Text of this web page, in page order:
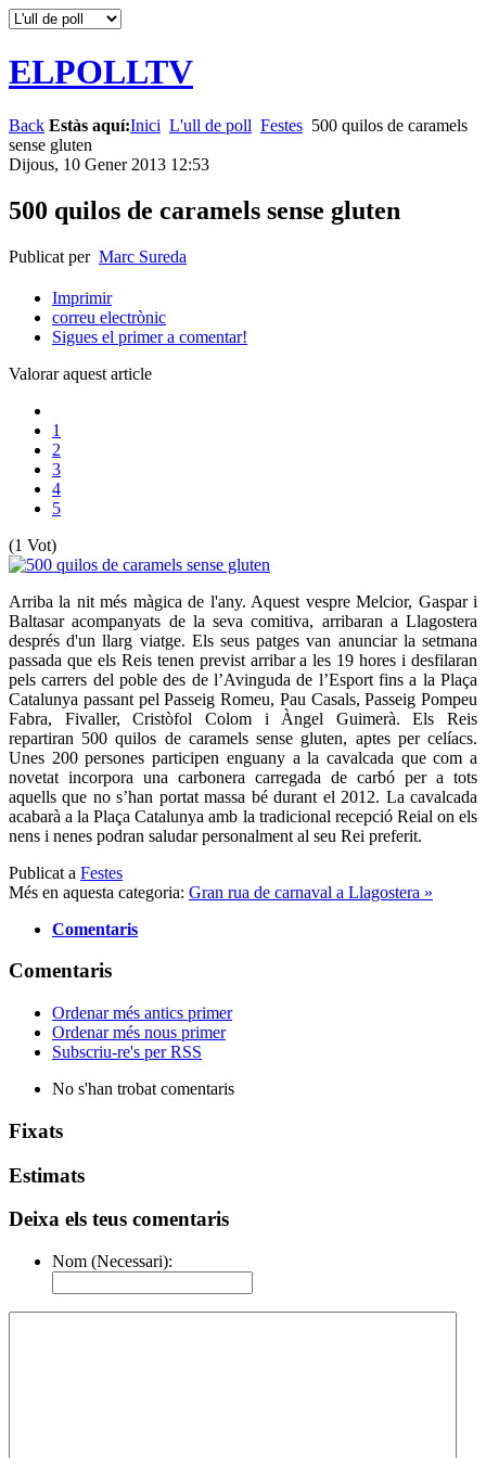
ELPOLLTV
Back Estàs aquí:Inici L'ull de poll Festes 500 quilos de caramels
sense gluten
Dijous, 10 Gener 2013 12:53
500 quilos de caramels sense gluten
Publicat per Marc Sureda
Imprimir
correu electrònic
Sigues el primer a comentar!
Valorar aquest article
1
2
3
4
5
(1 Vot)
Arriba la nit més màgica de l'any. Aquest vespre Melcior, Gaspar i
Baltasar acompanyats de la seva comitiva, arribaran a Llagostera
després d'un llarg viatge. Els seus patges van anunciar la setmana
passada que els Reis tenen previst arribar a les 19 hores i desfilaran
pels carrers del poble des de l’Avinguda de l’Esport fins a la Plaça
Catalunya passant pel Passeig Romeu, Pau Casals, Passeig Pompeu
Fabra, Fivaller, Cristòfol Colom i Àngel Guimerà. Els Reis
repartiran 500 quilos de caramels sense gluten, aptes per celíacs.
Unes 200 persones participen enguany a la cavalcada que com a
novetat incorpora una carbonera carregada de carbó per a tots
aquells que no s’han portat massa bé durant el 2012. La cavalcada
acabarà a la Plaça Catalunya amb la tradicional recepció Reial on els
nens i nenes podran saludar personalment al seu Rei preferit.
Publicat a Festes
Més en aquesta categoria: Gran rua de carnaval a Llagostera »
Comentaris
Comentaris
Ordenar més antics primer
Ordenar més nous primer
Subscriu-re's per RSS
No s'han trobat comentaris
Fixats
Estimats
Deixa els teus comentaris
Nom (Necessari):